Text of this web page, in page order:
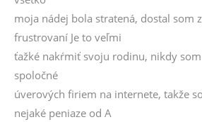
moja nádej bola stratená, dostal som
frustrovaní Je to veľmi
ťažké nakŕmiť svoju rodinu, nikdy
spoločné
úverových firiem na internete, takže
nejaké peniaze od A